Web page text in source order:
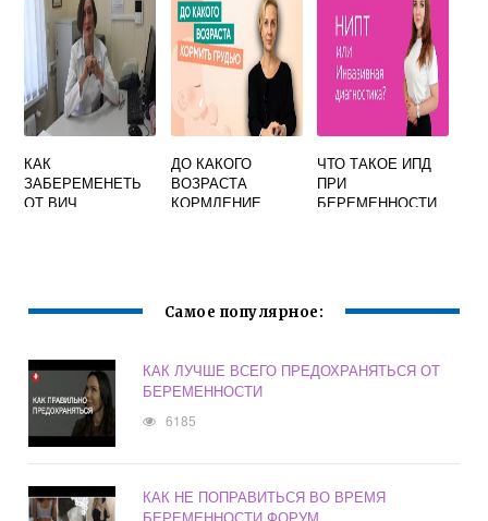
КАК
ЗАБЕРЕМЕНЕТЬ
ОТ ВИЧ
ДО КАКОГО
ВОЗРАСТА
КОРМЛЕНИЕ
ЧТО ТАКОЕ ИПД
ПРИ
БЕРЕМЕННОСТИ
Самое популярное:
КАК ЛУЧШЕ ВСЕГО ПРЕДОХРАНЯТЬСЯ ОТ
БЕРЕМЕННОСТИ
6185
КАК НЕ ПОПРАВИТЬСЯ ВО ВРЕМЯ